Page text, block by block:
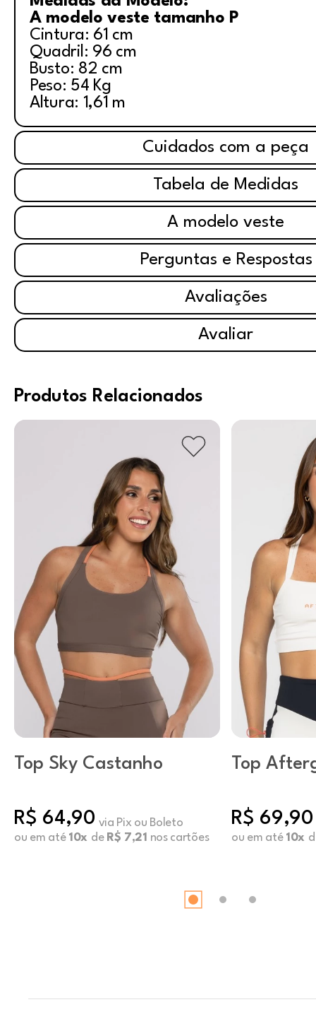
A modelo veste tamanho P
Cintura: 61 cm
Quadril: 96 cm
Busto: 82 cm
Peso: 54 Kg
Altura: 1,61 m
Cuidados com a peça
Tabela de Medidas
A modelo veste
Perguntas e Respostas
Avaliações
Avaliar
Produtos Relacionados
Top Sky Castanho
R$ 64,90 via Pix ou Boleto
ou em até 10x de R$ 7,21 nos cartões
Top
R$ 69,90
ou em até 10x